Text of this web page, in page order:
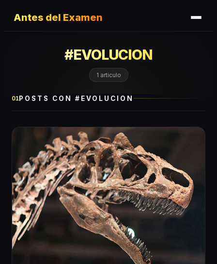
Antes del Examen
#EVOLUCION
1 articulo
01POSTS CON # EVOLUCION